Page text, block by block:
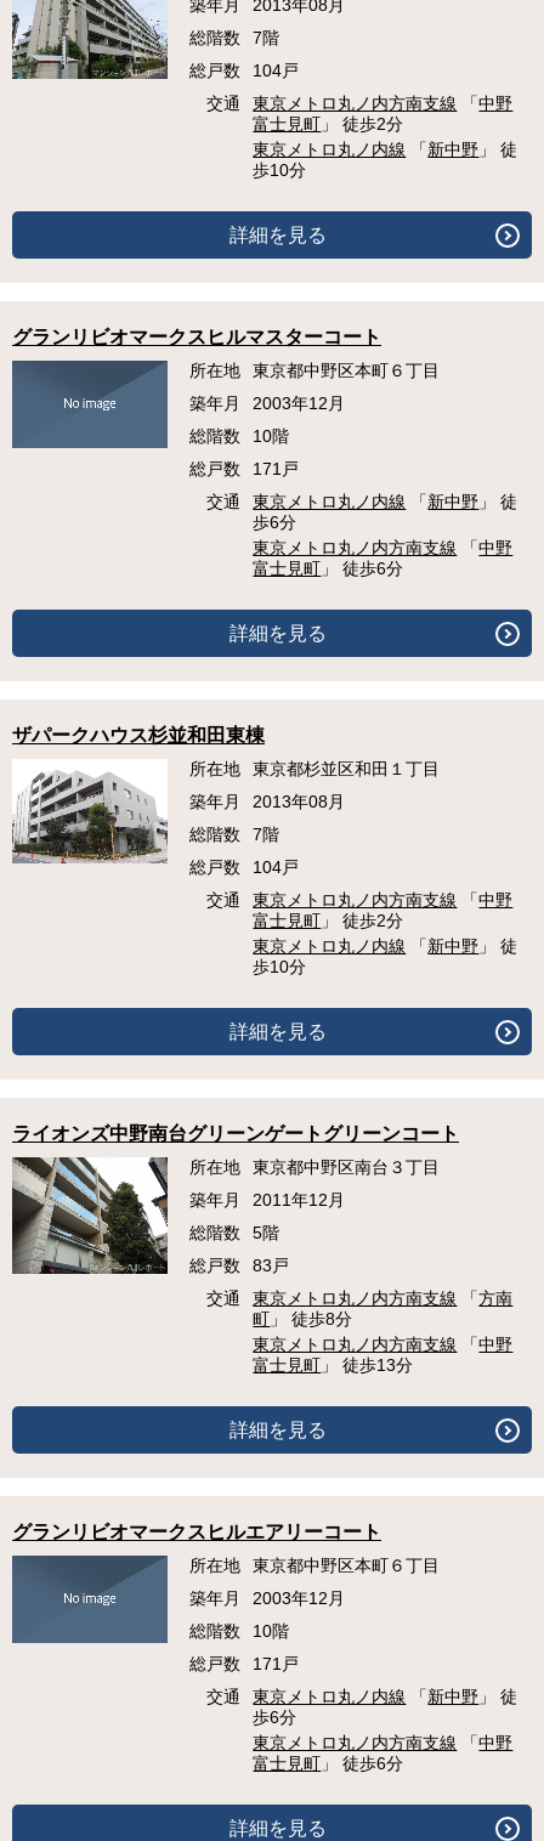
築年月
2013年08月
総階数
7階
総戸数
104戸
交通
東京メトロ丸ノ内方南支線 「中野
富士見町 」 徒歩2分
東京メトロ丸ノ内線 「新中野 」 徒
歩10分
詳細を見る
グランリビオマークスヒルマスターコート
所在地
東京都中野区本町６丁目
築年月
2003年12月
総階数
10階
総戸数
171戸
交通
東京メトロ丸ノ内線 「新中野 」 徒
歩6分
東京メトロ丸ノ内方南支線 「中野
富士見町 」 徒歩6分
詳細を見る
ザパークハウス杉並和田東棟
所在地
東京都杉並区和田１丁目
築年月
2013年08月
総階数
7階
総戸数
104戸
交通
東京メトロ丸ノ内方南支線 「中野
富士見町 」 徒歩2分
東京メトロ丸ノ内線 「新中野 」 徒
歩10分
詳細を見る
ライオンズ中野南台グリーンゲートグリーンコート
所在地
東京都中野区南台３丁目
築年月
2011年12月
総階数
5階
総戸数
83戸
交通
東京メトロ丸ノ内方南支線 「方南
町 」 徒歩8分
東京メトロ丸ノ内方南支線 「中野
富士見町 」 徒歩13分
詳細を見る
グランリビオマークスヒルエアリーコート
所在地
東京都中野区本町６丁目
築年月
2003年12月
総階数
10階
総戸数
171戸
交通
東京メトロ丸ノ内線 「新中野 」 徒
歩6分
東京メトロ丸ノ内方南支線 「中野
富士見町 」 徒歩6分
詳細を見る